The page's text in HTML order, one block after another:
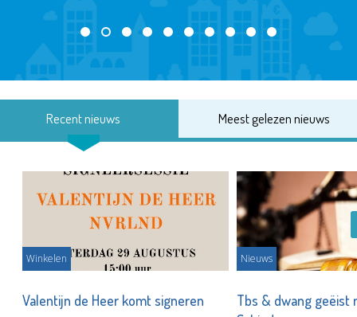
Recent nieuws Meest gelezen nieuws
Winkelen
Valentijn de Heer komt signeren
Nieuws
Tbs & dwang geëist